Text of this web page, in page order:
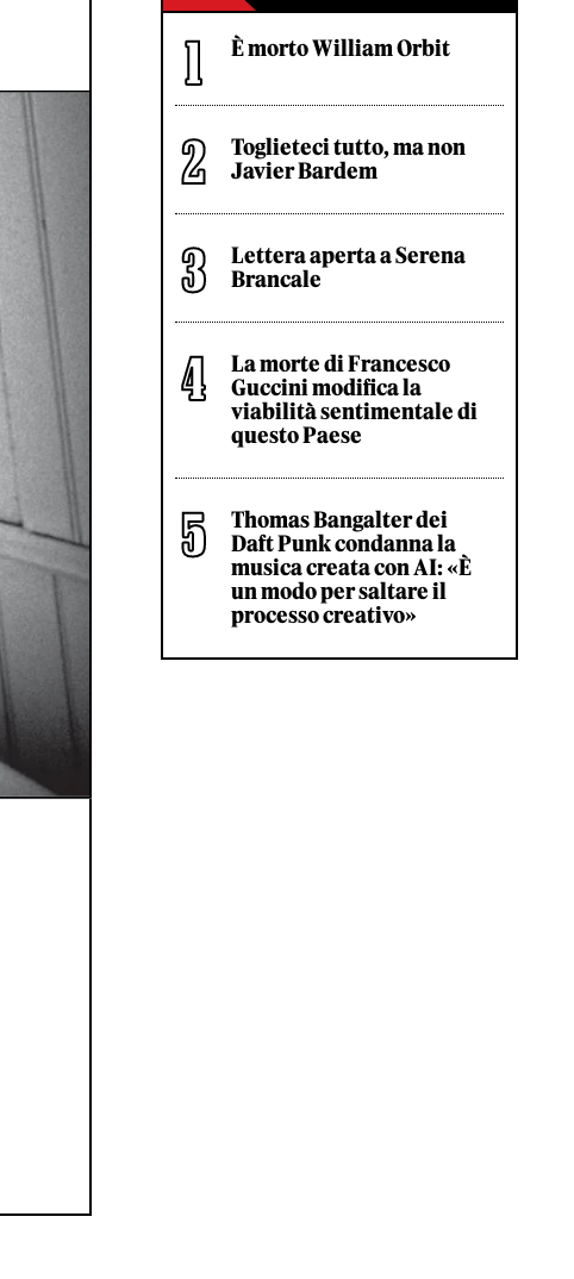
È morto William Orbit
Toglieteci tutto, ma non
Javier Bardem
Lettera aperta a Serena
Brancale
La morte di Francesco
Guccini modifica la
viabilità sentimentale di
questo Paese
Thomas Bangalter dei
Daft Punk condanna la
musica creata con AI: «È
un modo per saltare il
processo creativo»